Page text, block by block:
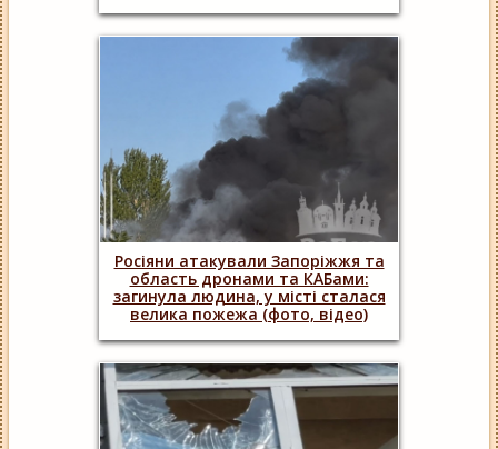
Росіяни атакували Запоріжжя та
область дронами та КАБами:
загинула людина, у місті сталася
велика пожежа (фото, відео)